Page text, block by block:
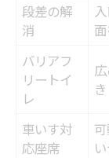
段差の解
消
バリアフ
リートイ
レ
き
車いす対
応座席